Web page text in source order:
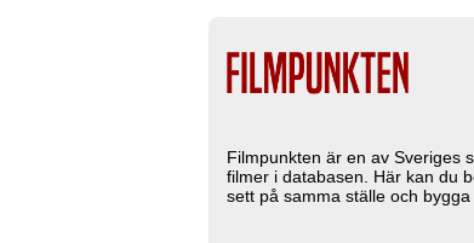
Filmpunkten är en av Sveriges
filmer i databasen. Här kan du
sett på samma ställe och bygga